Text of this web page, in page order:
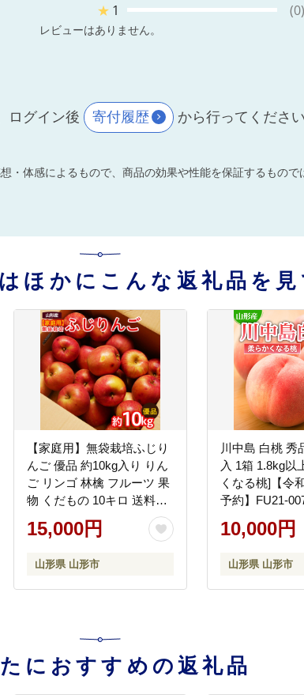
★ 1 (0)
レビューはありません。
ログイン後 寄付履歴 から行ってください
・体感によるもので、商品の効果や性能を保証するもので
ほかにこんな返礼品を見
【家庭用】無袋栽培ふじり
んご 優品 約10kg入り りん
ご リンゴ 林檎 フルーツ 果
物 くだもの 10キロ 送料無
料 山形【令和8年産先行予
約】FS25-763
15,000円
山形県 山形市
川中島 白桃 秀
入 1箱 1.8kg以
くなる桃]【令
予約】FU21-
10,000円
山形県 山形市
におすすめの返礼品